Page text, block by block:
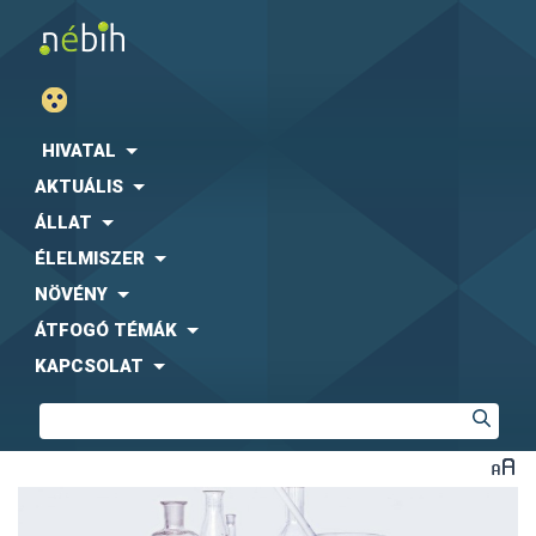
HIVATAL
AKTUÁLIS
ÁLLAT
ÉLELMISZER
NÖVÉNY
ÁTFOGÓ TÉMÁK
KAPCSOLAT